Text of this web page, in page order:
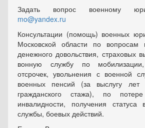
Задать вопрос военному
mo@yandex.ru
Консультации (помощь) военных
Московской области по вопросам
денежного довольствия, страховых
вонную службу по мобилизации,
отсрочек, увольнения с военной
военных пенсий (за выслугу
гражданского стажа), по
инвалидности, получения статуса
службы, боевых действий.